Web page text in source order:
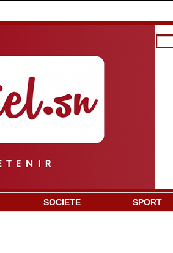
SOCIETE SPORT